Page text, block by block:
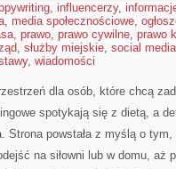
, influencerzy,
, media społecznościowe,
, prawo, prawo cywilne, prawo
, służby miejskie, social media
, wiadomości
dla osób, które chcą
spotykają się z dietą, a
Strona powstała z myślą o
na siłowni lub w domu, aż